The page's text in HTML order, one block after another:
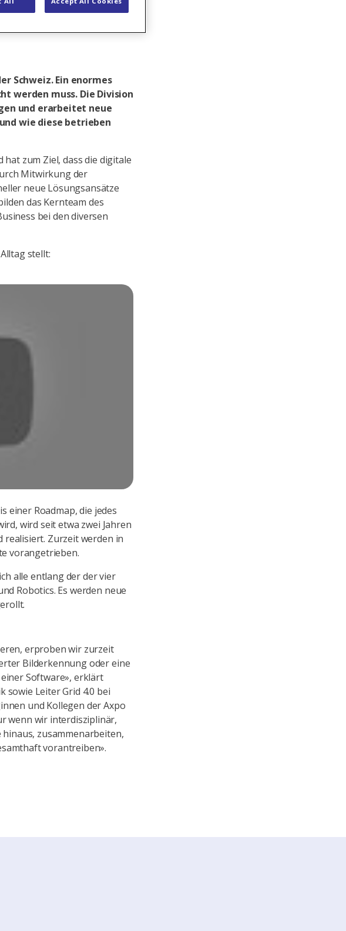
Schweiz. Ein enormes
werden muss. Die Division
und erarbeitet neue
wie diese betrieben
zum Ziel, dass die digitale
Mitwirkung der
neue Lösungsansätze
das Kernteam des
bei den diversen
stellt:
einer Roadmap, die jedes
wird seit etwa zwei Jahren
realisiert. Zurzeit werden in
vorangetrieben.
alle entlang der der vier
Robotics. Es werden neue
erproben wir zurzeit
Bilderkennung oder eine
Software», erklärt
sowie Leiter Grid 4.0 bei
und Kollegen der Axpo
wenn wir interdisziplinär,
zusammenarbeiten,
vorantreiben».